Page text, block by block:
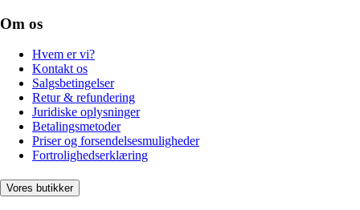
Om os
Hvem er vi?
Kontakt os
Salgsbetingelser
Retur & refundering
Juridiske oplysninger
Betalingsmetoder
Priser og forsendelsesmuligheder
Fortrolighedserklæring
Vores butikker